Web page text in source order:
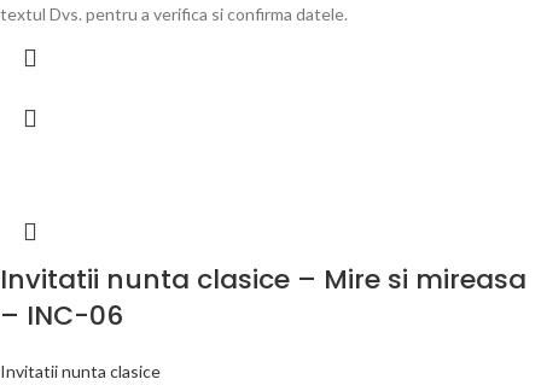
textul Dvs. pentru a verifica si confirma datele.
Invitatii nunta clasice – Mire si mireasa
– INC-06
Invitatii nunta clasice